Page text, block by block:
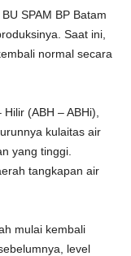
SPAM BP Batam
Saat ini,
normal secara
(ABH – ABHi),
kulaitas air
yang tinggi.
tangkapan air
mulai kembali
level